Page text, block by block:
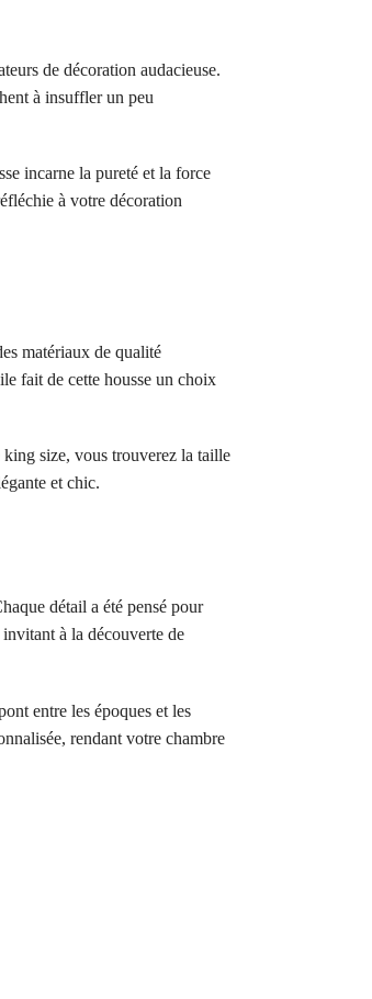
de décoration audacieuse.
à insuffler un peu
incarne la pureté et la force
à votre décoration
matériaux de qualité
fait de cette housse un choix
king size, vous trouverez la taille
et chic.
détail a été pensé pour
à la découverte de
entre les époques et les
rendant votre chambre